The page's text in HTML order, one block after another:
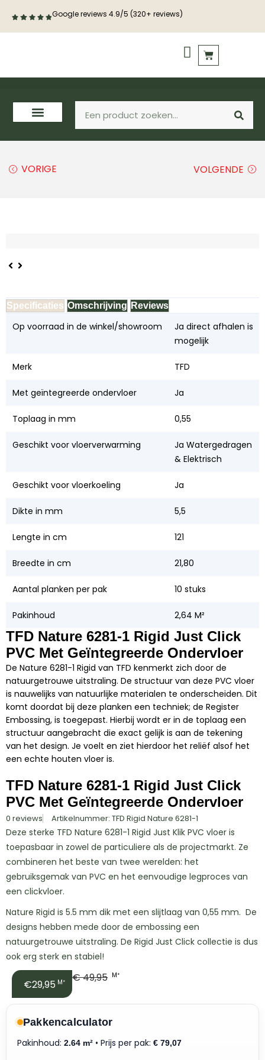
Google reviews 4.9/5 (320+ reviews)
VORIGE VOLGENDE
Specificaties Omschrijving Reviews
Op voorraad in de winkel/showroom
Ja direct afhalen is
mogelijk
Merk TFD
Met geïntegreerde ondervloer Ja
Toplaag in mm 0,55
Geschikt voor vloerverwarming
Ja Watergedragen
& Elektrisch
Geschikt voor vloerkoeling Ja
Dikte in mm 5,5
Lengte in cm 121
Breedte in cm 21,80
Aantal planken per pak 10 stuks
Pakinhoud 2,64 M²
TFD Nature 6281-1 Rigid Just Click
PVC Met Geïntegreerde Ondervloer
De Nature 6281-1 Rigid van TFD kenmerkt zich door de
natuurgetrouwe uitstraling. De structuur van deze PVC vloer
is nauwelijks van natuurlijke materialen te onderscheiden. Dit
komt doordat bij deze planken een techniek; de Register
Embossing, is toegepast. Hierbij wordt er in de toplaag een
structuur aangebracht die exact gelijk is aan de tekening
van het design. Je voelt en ziet hierdoor het reliëf alsof het
een echte houten vloer is.
TFD Nature 6281-1 Rigid Just Click
PVC Met Geïntegreerde Ondervloer
0 reviews Artikelnummer: TFD Rigid Nature 6281-1
Deze sterke TFD Nature 6281-1 Rigid Just Klik PVC vloer is
toepasbaar in zowel de particuliere als de projectmarkt. Ze
combineren het beste van twee werelden: het
gebruiksgemak van PVC en het eenvoudige legproces van
een clickvloer.
Nature Rigid is 5.5 mm dik met een slijtlaag van 0,55 mm. De
designs hebben mede door de embossing een
natuurgetrouwe uitstraling. De Rigid Just Click collectie is dus
ook erg sterk en stabiel!
€29,95 M² €49,95 M²
Pakkencalculator
Pakinhoud: 2.64 m² • Prijs per pak: € 79,07